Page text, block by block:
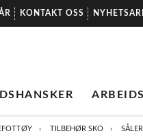
KONTAKT OSS
TILBEHØR SKO SÅLER